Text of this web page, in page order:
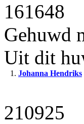
161648
Gehuwd
Uit dit
1. Johanna Hendriks
210925